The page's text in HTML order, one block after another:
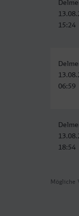
Mögliche
15:24
06:59
18:54